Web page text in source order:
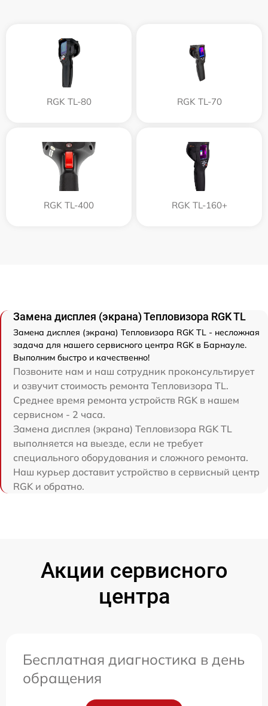
RGK TL-80 RGK TL-70
RGK TL-400 RGK TL-160+
Замена дисплея (экрана) Тепловизора RGK TL
Замена дисплея (экрана) Тепловизора RGK TL - несложная
задача для нашего сервисного центра RGK в Барнауле.
Выполним быстро и качественно!
Позвоните нам и наш сотрудник проконсультирует
и озвучит стоимость ремонта Тепловизора TL.
Среднее время ремонта устройств RGK в нашем
сервисном - 2 часа.
Замена дисплея (экрана) Тепловизора RGK TL
выполняется на выезде, если не требует
специального оборудования и сложного ремонта.
Наш курьер доставит устройство в сервисный центр
RGK и обратно.
Акции сервисного
центра
Бесплатная диагностика в день
обращения